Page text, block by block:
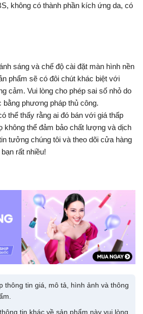
không có thành phần kích ứng da, có
sáng và chế độ cài đặt màn hình nền
phẩm sẽ có đôi chút khác biệt với
cảm. Vui lòng cho phép sai số nhỏ do
phương pháp thủ công.
thể thấy rằng ai đó bán với giá thấp
không thể đảm bảo chất lượng và dịch
tưởng chúng tôi và theo dõi cửa hàng
rất nhiều!
thông tin giá, mô tả, hình ảnh và thông
tin khác về sản phẩm này vui lòng